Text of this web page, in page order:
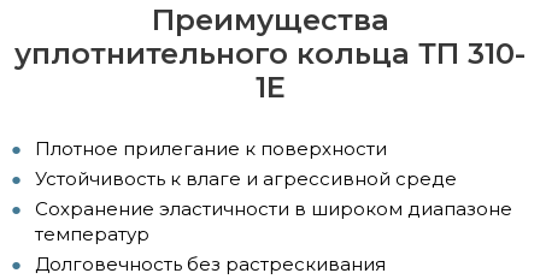
Преимущества
уплотнительного кольца ТП 310-
1Е
Плотное прилегание к поверхности
Устойчивость к влаге и агрессивной среде
Сохранение эластичности в широком диапазоне
температур
Долговечность без растрескивания